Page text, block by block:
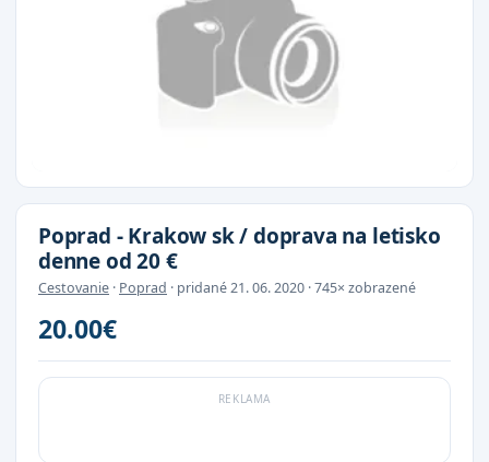
Poprad - Krakow sk / doprava na letisko
denne od 20 €
Cestovanie · Poprad · pridané 21. 06. 2020 · 745× zobrazené
20.00€